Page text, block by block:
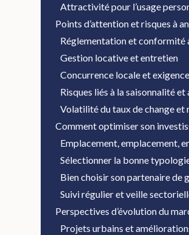
Attractivité pour l’usage
Points d’attention et risques à
Réglementation et conformité
Gestion locative et entretien
Concurrence locale et
Risques liés à la saisonnalité
Volatilité du taux de change et
Comment optimiser son
Emplacement, emplacement,
Sélectionner la bonne
Bien choisir son partenaire de
Suivi régulier et veille
Perspectives d’évolution du
Projets urbains et